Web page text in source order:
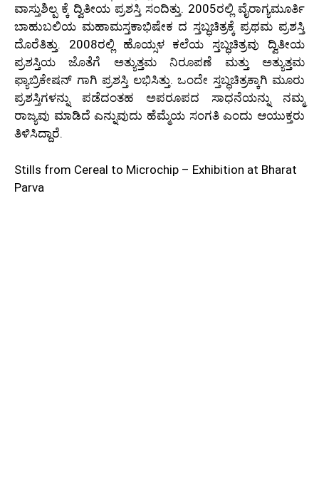
ವಾಸ್ತುಶಿಲ್ಪ ಕ್ಕೆ ದ್ವಿತೀಯ ಪ್ರಶಸ್ತಿ ಸಂದಿತ್ತು. 2005ರಲ್ಲಿ ವೈರಾಗ್ಯಮೂರ್ತಿ
ಬಾಹುಬಲಿಯ ಮಹಾಮಸ್ತಕಾಭಿಷೇಕ ದ ಸ್ತಬ್ಧಚಿತ್ರಕ್ಕೆ ಪ್ರಥಮ ಪ್ರಶಸ್ತಿ
ದೊರೆತಿತ್ತು. 2008ರಲ್ಲಿ ಹೊಯ್ಸಳ ಕಲೆಯ ಸ್ತಬ್ಧಚಿತ್ರವು ದ್ವಿತೀಯ
ಪ್ರಶಸ್ತಿಯ ಜೊತೆಗೆ ಅತ್ಯುತ್ತಮ ನಿರೂಪಣೆ ಮತ್ತು ಅತ್ಯುತ್ತಮ
ಫ್ಯಾಬ್ರಿಕೇಷನ್ ಗಾಗಿ ಪ್ರಶಸ್ತಿ ಲಭಿಸಿತ್ತು. ಒಂದೇ ಸ್ತಬ್ಧಚಿತ್ರಕ್ಕಾಗಿ ಮೂರು
ಪ್ರಶಸ್ತಿಗಳನ್ನು ಪಡೆದಂತಹ ಅಪರೂಪದ ಸಾಧನೆಯನ್ನು ನಮ್ಮ
ರಾಜ್ಯವು ಮಾಡಿದೆ ಎನ್ನುವುದು ಹೆಮ್ಮೆಯ ಸಂಗತಿ ಎಂದು ಆಯುಕ್ತರು
ತಿಳಿಸಿದ್ದಾರೆ.
Stills from Cereal to Microchip – Exhibition at Bharat
Parva